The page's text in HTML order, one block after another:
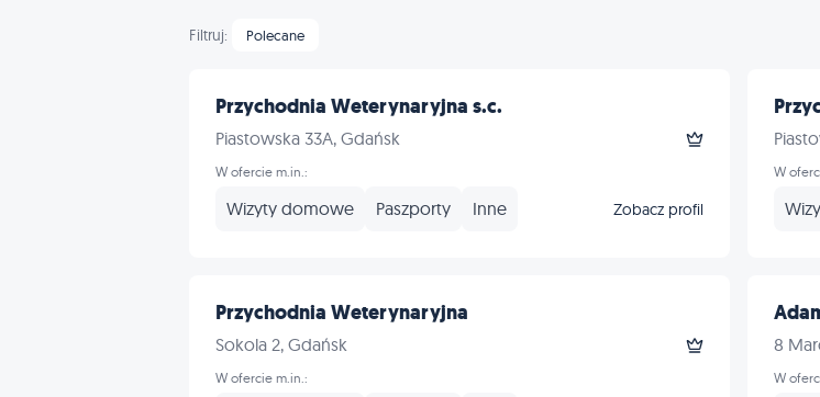
Filtruj: Polecane
Przychodnia Weterynaryjna s.c.
Piastowska 33A, Gdańsk
W ofercie m.in.:
Wizyty domowe Paszporty Inne Zobacz profil
W
Przychodnia Weterynaryjna
Sokola 2, Gdańsk
W ofercie m.in.:
8
W